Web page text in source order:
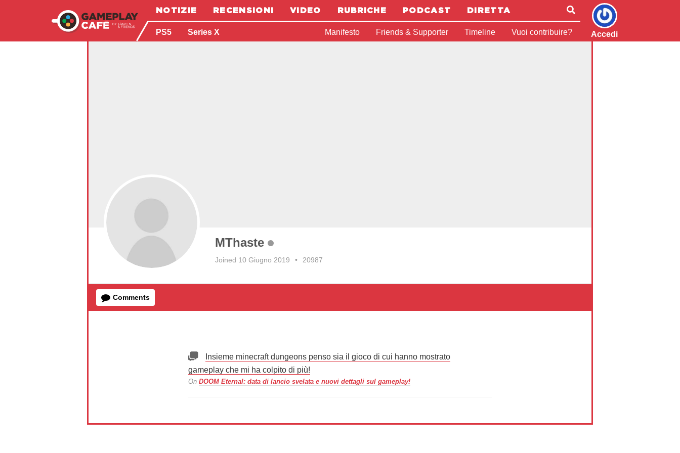
NOTIZIE RECENSIONI VIDEO RUBRICHE PODCAST DIRETTA
PS5 Series X Manifesto Friends & Supporter Timeline Vuoi contribuire? Accedi
MThaste
Joined 10 Giugno 2019 • 20987
Comments
Insieme minecraft dungeons penso sia il gioco di cui hanno mostrato
gameplay che mi ha colpito di più!
On DOOM Eternal: data di lancio svelata e nuovi dettagli sul gameplay!